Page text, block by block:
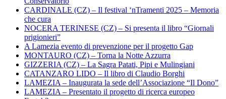
CARDINALE (CZ) – Il festival ‘nTramenti 2025 – Memoria
che cura
NOCERA TERINESE (CZ) – Si presenta il libro “Giornali
prigionieri”
A Lamezia evento di prevenzione per il progetto Gap
MONTAURO (CZ) – Torna la Notte Azzurra
GIZZERIA (CZ) – La Sagra Patati, Pipi e Mulingiani
CATANZARO LIDO – Il libro di Claudio Borghi
LAMEZIA – Inaugurata la sede dell’Associazione “Il Dono”
LAMEZIA – Presentato il progetto di ricerca europeo